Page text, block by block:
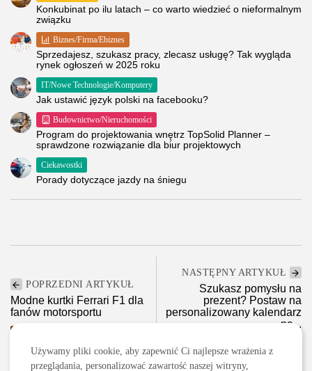
Konkubinat po ilu latach – co warto wiedzieć o nieformalnym
związku
Biznes/Firma/Ebiznes
Sprzedajesz, szukasz pracy, zlecasz usługę? Tak wygląda
rynek ogłoszeń w 2025 roku
IT/Nowe Technologie/Komputery
Jak ustawić język polski na facebooku?
Budownictwo/Nieruchomości
Program do projektowania wnętrz TopSolid Planner –
sprawdzone rozwiązanie dla biur projektowych
Ciekawostki
Porady dotyczące jazdy na śniegu
POPRZEDNI ARTYKUŁ
Modne kurtki Ferrari F1 dla
fanów motorsportu
NASTĘPNY ARTYKUŁ
Szukasz pomysłu na
prezent? Postaw na
personalizowany kalendarz
na...
Zakupy i opinie
Używamy pliki cookie, aby zapewnić Ci najlepsze wrażenia z
przeglądania, personalizować zawartość naszej witryny,